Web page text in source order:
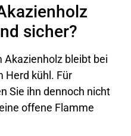
sicher?
Akazienholz bleibt bei
Herd kühl. Für
Sie ihn dennoch nicht
offene Flamme